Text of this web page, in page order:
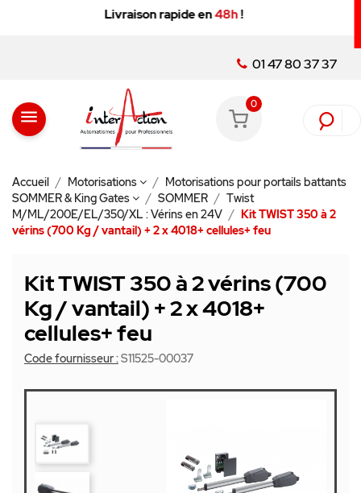
réservée aux professionnels :
01 47 80 37 37
menu
0
Accueil Motorisations
Motorisations pour portails battants
SOMMER & King Gates
SOMMER
Twist
M/ML/200E/EL/350/XL : Vérins en 24V
Kit TWIST 350 à 2
vérins (700 Kg / vantail) + 2 x 4018+ cellules+ feu
Kit TWIST 350 à 2 vérins (700
Kg / vantail) + 2 x 4018+
cellules+ feu
Code fournisseur :S11525-00037